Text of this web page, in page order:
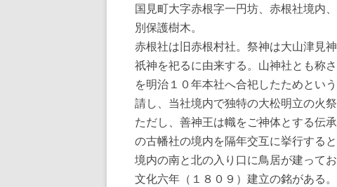
国見町大字赤根字一円坊、赤根社境内
別保護樹木。
赤根社は旧赤根村社。祭神は大山津見
祇神を祀るに由来する。山神社とも称
を明治１０年本社へ合祀したためとい
請し、当社境内で独特の大松明立の火
ただし、善神王は幟をご神体とする伝
の古幡社の境内を隔年交互に挙行すると
境内の南と北の入り口に鳥居が建って
文化六年（１８０９）建立の銘がある。